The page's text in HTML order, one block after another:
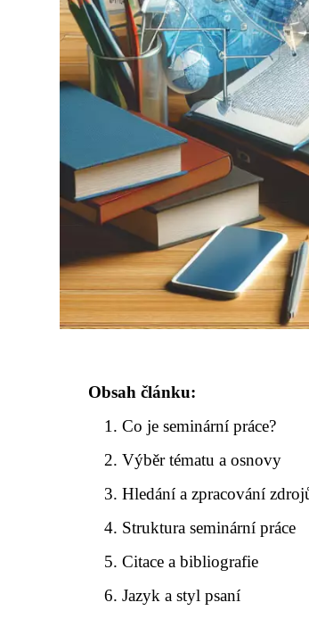
Obsah článku:
Co je seminární práce?
Výběr tématu a osnovy
Hledání a zpracování
Struktura seminární práce
Citace a bibliografie
Jazyk a styl psaní